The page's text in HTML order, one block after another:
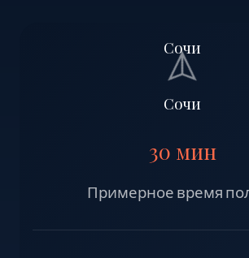
Сочи
Сочи
30 мин
Примерное время